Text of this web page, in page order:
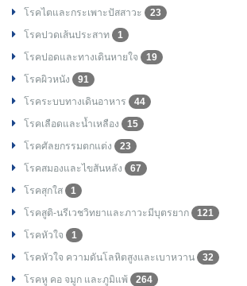
โรคไตและกระเพาะปัสสาวะ
23
โรคปวดเส้นประสาท
1
โรคปอดและทางเดินหายใจ
19
โรคผิวหนัง
91
โรคระบบทางเดินอาหาร
44
โรคเลือดและน้ำเหลือง
15
โรคศัลยกรรมตกแต่ง
23
โรคสมองและไขสันหลัง
67
โรคสุกใส
1
โรคสูติ-นรีเวชวิทยาและภาวะมีบุตรยาก
121
โรคหัวใจ
1
โรคหัวใจ ความดันโลหิตสูงและเบาหวาน
32
โรคหู คอ จมูก และภูมิแพ้
264